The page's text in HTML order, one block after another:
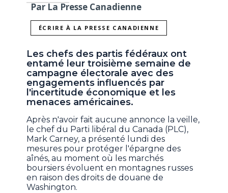
Par La Presse Canadienne
ÉCRIRE À LA PRESSE CANADIENNE
Les chefs des partis fédéraux ont
entamé leur troisième semaine de
campagne électorale avec des
engagements influencés par
l'incertitude économique et les
menaces américaines.
Après n'avoir fait aucune annonce la veille,
le chef du Parti libéral du Canada (PLC),
Mark Carney, a présenté lundi des
mesures pour protéger l'épargne des
aînés, au moment où les marchés
boursiers évoluent en montagnes russes
en raison des droits de douane de
Washington.